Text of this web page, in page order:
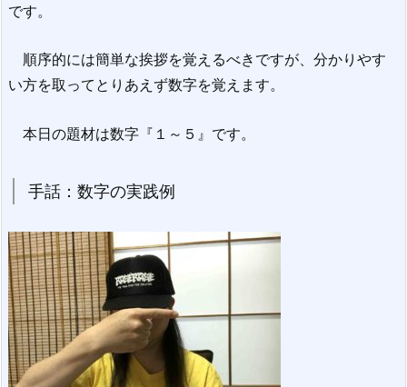
です。
順序的には簡単な挨拶を覚えるべきですが、分かりやす
い方を取ってとりあえず数字を覚えます。
本日の題材は数字『１～５』です。
手話：数字の実践例